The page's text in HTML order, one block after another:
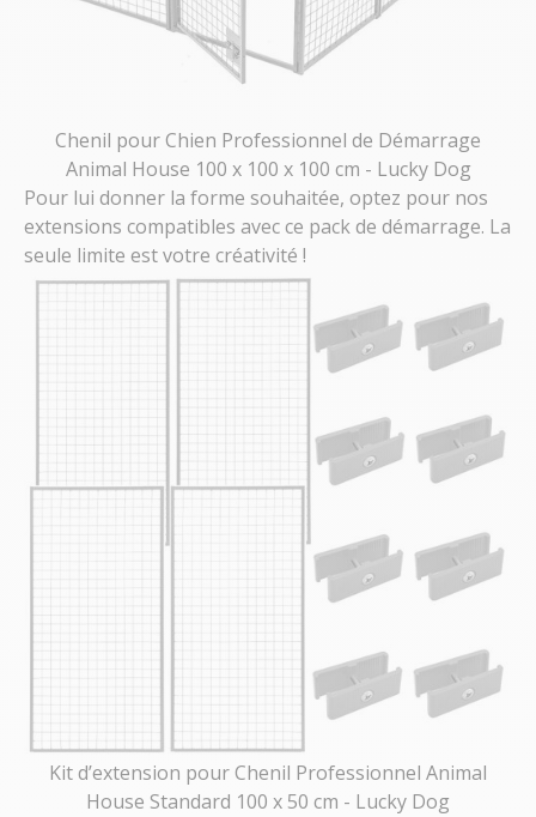
Chenil pour Chien Professionnel de Démarrage
Animal House 100 x 100 x 100 cm - Lucky Dog
Pour lui donner la forme souhaitée, optez pour nos
extensions compatibles avec ce pack de démarrage. La
seule limite est votre créativité !
Kit d’extension pour Chenil Professionnel Animal
House Standard 100 x 50 cm - Lucky Dog